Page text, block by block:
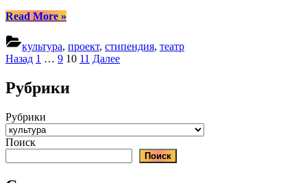
Read More“Конкурс
Российской
Федерации
2019
молодых
деятелей
культуры
и
»
культура, проект, стипендия, театр
Пагинация
записей
Назад 1 … 9 10 11 Далее
Рубрики
Рубрики
Поиск
Поиск